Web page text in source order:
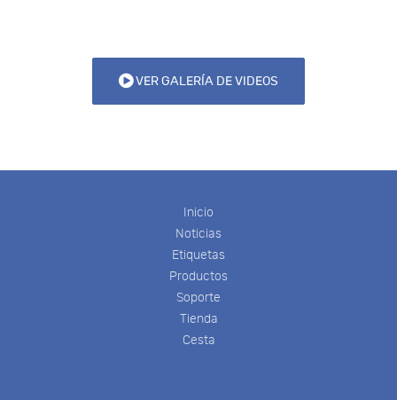
VER GALERÍA DE VIDEOS
Inicio
Noticias
Etiquetas
Productos
Soporte
Tienda
Cesta